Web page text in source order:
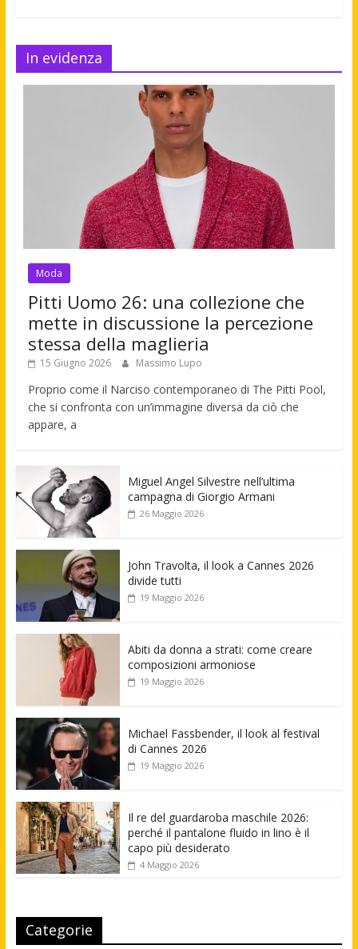
In evidenza
Moda
Pitti Uomo 26: una collezione che
mette in discussione la percezione
stessa della maglieria
15 Giugno 2026 Massimo Lupo
Proprio come il Narciso contemporaneo di The Pitti Pool,
che si confronta con un’immagine diversa da ciò che
appare, a
Miguel Angel Silvestre nell’ultima
campagna di Giorgio Armani
26 Maggio 2026
John Travolta, il look a Cannes 2026
divide tutti
19 Maggio 2026
Abiti da donna a strati: come creare
composizioni armoniose
19 Maggio 2026
Michael Fassbender, il look al festival
di Cannes 2026
19 Maggio 2026
Il re del guardaroba maschile 2026:
perché il pantalone fluido in lino è il
capo più desiderato
4 Maggio 2026
Categorie